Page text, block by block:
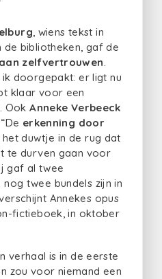
, wiens tekst in
de bibliotheken, gaf de
zelfvertrouwen
ik doorgepakt: er ligt nu
klaar voor een
OokAnneke Verbeeck
erkenning door
het duwtje in de rug dat
te durven gaan voor
gaf al twee
twee bundels zijn in
Annekes opus
fictieboek, in oktober
verhaal is in de eerste
zou voor niemand een